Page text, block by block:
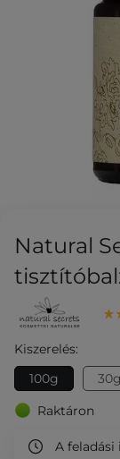
Natural
Kiszerelés:
100g
30g
Raktáron
A feladási